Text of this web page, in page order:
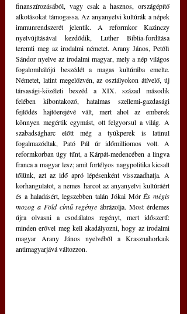
finanszírozásából, vagy csak a hasznos, országépítő
alkotásokat támogassa. Az anyanyelvi kultúrák a népek
immunrendszerét jelentik. A reformkor Kazinczy
nyelvújításával kezdődik, Luther Biblia-fordítása
teremti meg az irodalmi németet. Arany János, Petőfi
Sándor nyelve az irodalmi magyar, mely a nép világos
fogalomhálójú beszédét a magas kultúrába emelte.
Németet, latint megelőzvén, az osztályokon átívelő, új
társasági-közéleti beszéd a XIX. század második
felében kibontakozó, hatalmas szellemi-gazdasági
fejlődés hajtóerejévé vált, mert ahol az emberek
könnyen megértik egymást, ott felgyorsul a világ. A
szabadságharc előtt még a tyúkperek is latinul
fogalmazódtak, Pató Pál úr időmilliomos volt. A
reformkorban úgy tűnt, a Kárpát-medencében a lingva
franca a magyar lesz; amit fortélyos nagypolitika kicsalt
tőlünk, azt az idő apró lépésenként visszaadhatja. A
korhangulatot, a nemes harcot az anyanyelvi kultúráért
és a haladásért, legszebben talán Jókai Mór És mégis
mozog a Föld című regénye ábrázolja. Most érdemes
újra olvasni a csodálatos regényt, mert időszerű:
minden erővel meg kell akadályozni, hogy az irodalmi
magyar Arany János nyelvéből a Krasznahorkaik
antimagyarjává változzon.